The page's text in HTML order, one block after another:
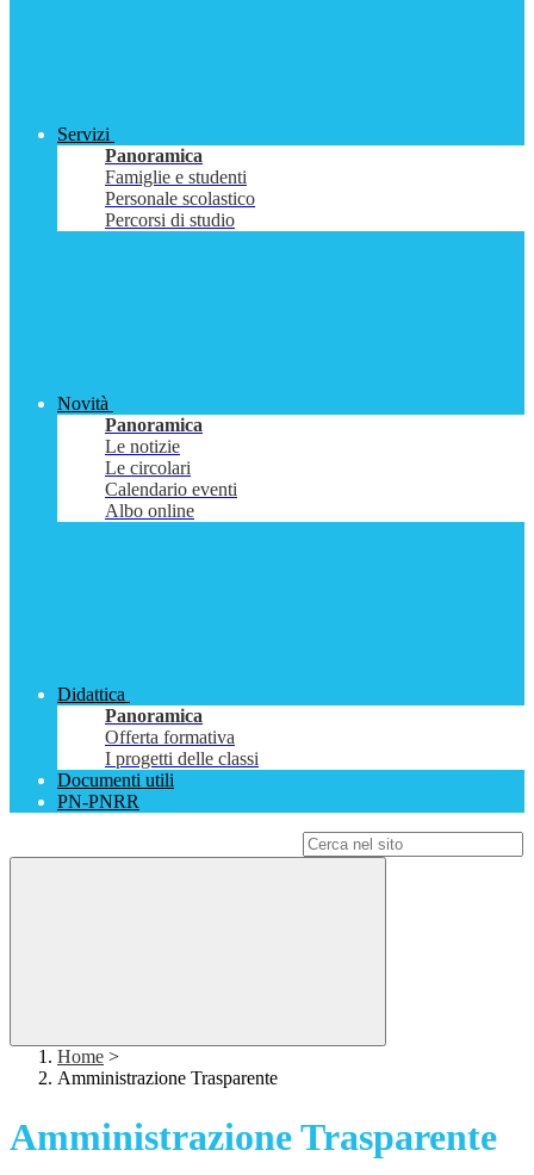
Servizi
Panoramica
Famiglie e studenti
Personale scolastico
Percorsi di studio
Novità
Panoramica
Le notizie
Le circolari
Calendario eventi
Albo online
Didattica
Panoramica
Offerta formativa
I progetti delle classi
Documenti utili
PN-PNRR
Home >
Amministrazione Trasparente
Amministrazione Trasparente